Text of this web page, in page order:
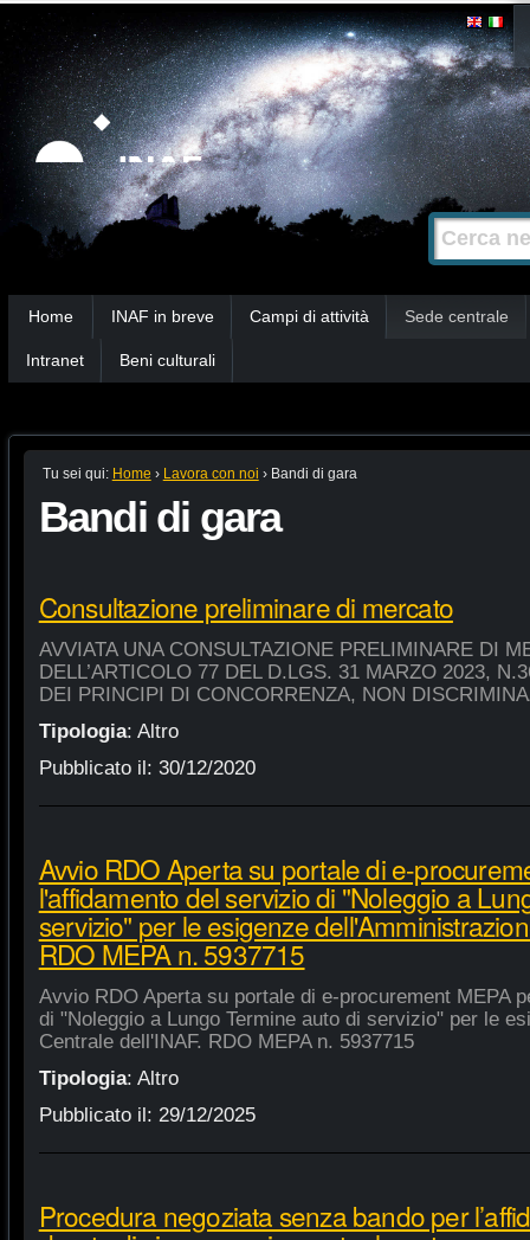
Strumenti
personali
Salta
contenuti.
|
Salta
alla
navigazione
Cerca nel
Ricerca
avanzata…
Home INAF in breve Campi di attività Sede centrale
Intranet Beni culturali
Tu sei qui: Home › Lavora con noi › Bandi di gara
Bandi di gara
Consultazione preliminare di mercato
AVVIATA UNA CONSULTAZIONE PRELIMINARE DI
DELL’ARTICOLO 77 DEL D.LGS. 31 MARZO 2023,
DEI PRINCIPI DI CONCORRENZA, NON
Tipologia: Altro
Pubblicato il: 30/12/2020
Avvio RDO Aperta su portale di e-
l'affidamento del servizio di "Noleggio a
servizio" per le esigenze
RDO MEPA n. 5937715
Avvio RDO Aperta su portale di e-procurement MEPA
di "Noleggio a Lungo Termine auto di servizio" per le
Centrale dell'INAF. RDO MEPA n. 5937715
Tipologia: Altro
Pubblicato il: 29/12/2025
Procedura negoziata senza bando per